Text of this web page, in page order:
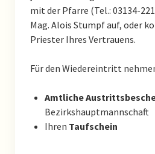
Kirchliche Trauung
Messfeiern
Patenschaft
Taufe
Wiedereintritt in die Kirche
mit der Pfarre (Tel.: 03134-
Mag. Alois Stumpf auf, oder
Priester Ihres Vertrauens.
Für den Wiedereintritt
Amtliche
Bezirkshauptmannschaft
Ihren Taufschein